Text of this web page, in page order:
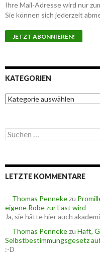
Ihre Mail-Adresse wird nur
Sie können sich jederzeit
KATEGORIEN
K
a
g
o
n
S
u
e
n
c
h
:
LETZTE KOMMENTARE
Thomas Pennekezu
eigene Robe zur Last wird
Ja, sie hätte hier auch
Thomas Pennekezu Haft,
Selbstbestimmungsgesetz
:-D